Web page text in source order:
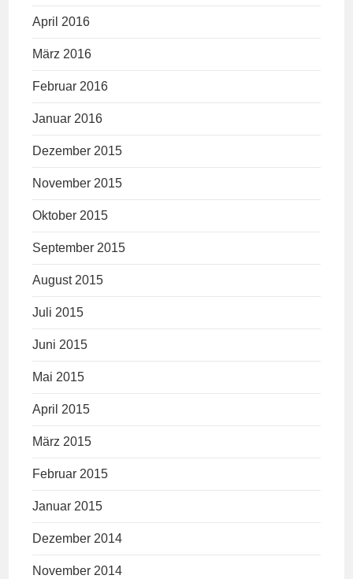
April 2016
März 2016
Februar 2016
Januar 2016
Dezember 2015
November 2015
Oktober 2015
September 2015
August 2015
Juli 2015
Juni 2015
Mai 2015
April 2015
März 2015
Februar 2015
Januar 2015
Dezember 2014
November 2014